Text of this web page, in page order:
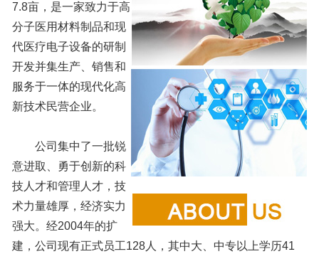
7.8亩，是一家致力于高
分子医用材料制品和现
代医疗电子设备的研制
开发并集生产、销售和
服务于一体的现代化高
新技术民营企业。
公司集中了一批锐
意进取、勇于创新的科
技人才和管理人才，技
术力量雄厚，经济实力
强大。经2004年的扩
建，公司现有正式员工128人，其中大、中专以上学历41